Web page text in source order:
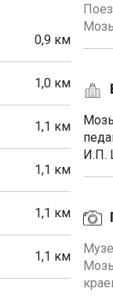
0,9 км
1,0 км
1,1 км
1,1 км
1,1 км
1,1 км
И.П.